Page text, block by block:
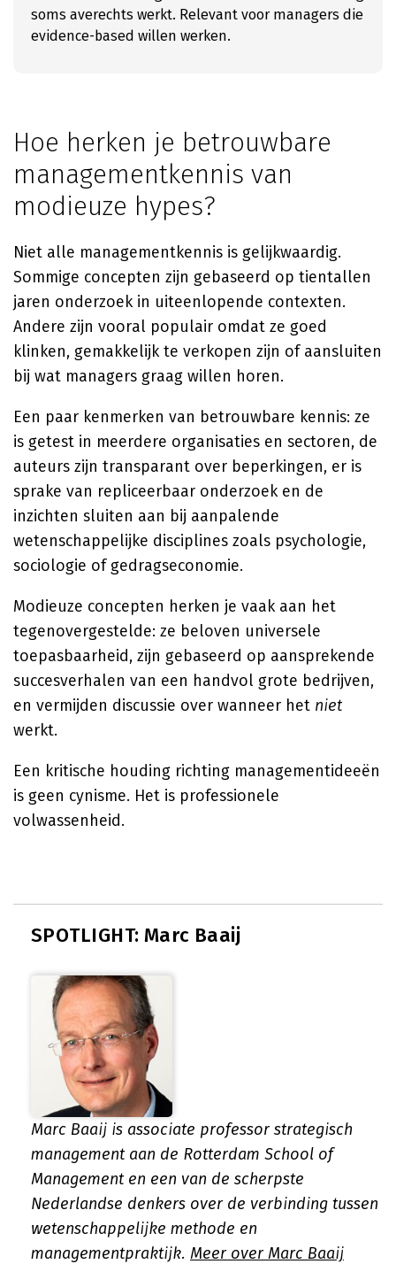
soms averechts werkt. Relevant voor managers die
evidence-based willen werken.
Hoe herken je betrouwbare
managementkennis van
modieuze hypes?
Niet alle managementkennis is gelijkwaardig.
Sommige concepten zijn gebaseerd op tientallen
jaren onderzoek in uiteenlopende contexten.
Andere zijn vooral populair omdat ze goed
klinken, gemakkelijk te verkopen zijn of aansluiten
bij wat managers graag willen horen.
Een paar kenmerken van betrouwbare kennis: ze
is getest in meerdere organisaties en sectoren, de
auteurs zijn transparant over beperkingen, er is
sprake van repliceerbaar onderzoek en de
inzichten sluiten aan bij aanpalende
wetenschappelijke disciplines zoals psychologie,
sociologie of gedragseconomie.
Modieuze concepten herken je vaak aan het
tegenovergestelde: ze beloven universele
toepasbaarheid, zijn gebaseerd op aansprekende
succesverhalen van een handvol grote bedrijven,
en vermijden discussie over wanneer het niet
werkt.
Een kritische houding richting managementideeën
is geen cynisme. Het is professionele
volwassenheid.
SPOTLIGHT: Marc Baaij
Marc Baaij is associate professor strategisch
management aan de Rotterdam School of
Management en een van de scherpste
Nederlandse denkers over de verbinding tussen
wetenschappelijke methode en
managementpraktijk. Meer over Marc Baaij